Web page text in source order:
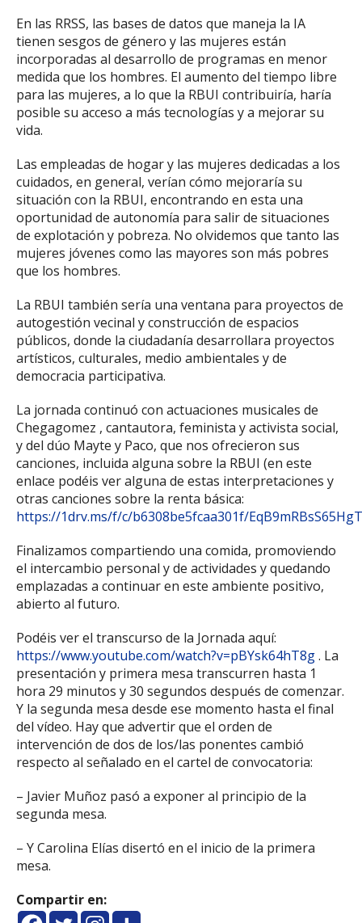
En las RRSS, las bases de datos que maneja la IA
tienen sesgos de género y las mujeres están
incorporadas al desarrollo de programas en menor
medida que los hombres. El aumento del tiempo libre
para las mujeres, a lo que la RBUI contribuiría, haría
posible su acceso a más tecnologías y a mejorar su
vida.
Las empleadas de hogar y las mujeres dedicadas a los
cuidados, en general, verían cómo mejoraría su
situación con la RBUI, encontrando en esta una
oportunidad de autonomía para salir de situaciones
de explotación y pobreza. No olvidemos que tanto las
mujeres jóvenes como las mayores son más pobres
que los hombres.
La RBUI también sería una ventana para proyectos de
autogestión vecinal y construcción de espacios
públicos, donde la ciudadanía desarrollara proyectos
artísticos, culturales, medio ambientales y de
democracia participativa.
La jornada continuó con actuaciones musicales de
Chegagomez , cantautora, feminista y activista social,
y del dúo Mayte y Paco, que nos ofrecieron sus
canciones, incluida alguna sobre la RBUI (en este
enlace podéis ver alguna de estas interpretaciones y
otras canciones sobre la renta básica:
https://1drv.ms/f/c/b6308be5fcaa301f/
Finalizamos compartiendo una comida, promoviendo
el intercambio personal y de actividades y quedando
emplazadas a continuar en este ambiente positivo,
abierto al futuro.
Podéis ver el transcurso de la Jornada aquí:
https://www.youtube.com/watch?v=pBYsk64hT8g. La
presentación y primera mesa transcurren hasta 1
hora 29 minutos y 30 segundos después de comenzar.
Y la segunda mesa desde ese momento hasta el final
del vídeo. Hay que advertir que el orden de
intervención de dos de los/las ponentes cambió
respecto al señalado en el cartel de convocatoria:
– Javier Muñoz pasó a exponer al principio de la
segunda mesa.
– Y Carolina Elías disertó en el inicio de la primera
mesa.
Compartir en: